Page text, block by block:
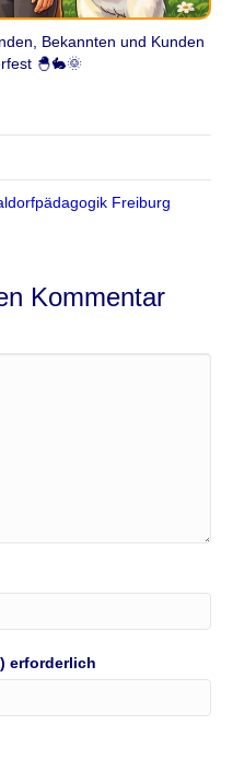
Bekannten und Kunden
🐣🐇🌞
Freiburg
Kommentar
erforderlich